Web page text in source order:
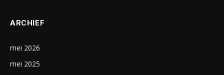
ARCHIEF
mei 2026
mei 2025